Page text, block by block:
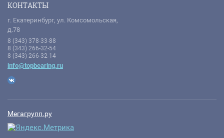
КОНТАКТЫ
г. Екатеринбург, ул. Комсомольская,
д.78
8 (343) 378-33-88
8 (343) 266-32-54
8 (343) 266-32-14
info@topbearing.ru
Мегагрупп.ру